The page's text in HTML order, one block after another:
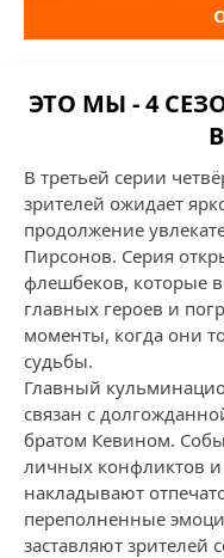
ЭТО МЫ - 4
В третьей серии
зрителей ожидает
продолжение
Пирсонов. Серия
флешбеков, которые
главных героев и
моменты, когда они
судьбы.
Главный
связан с
братом Кевином.
личных конфликтов
накладывают
переполненные
заставляют зрителей